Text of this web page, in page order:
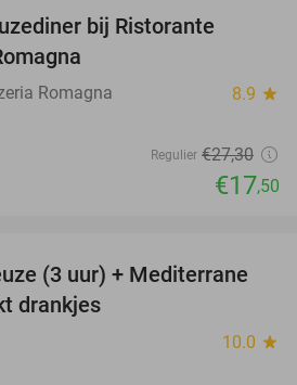
bij Ristorante
Romagna 8.9 star
Regulier €27,30
€17,50
54%
(3 uur) + Mediterrane
drankjes
10.0 star